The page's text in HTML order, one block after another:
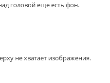
головой еще есть фон.
не хватает изображения.